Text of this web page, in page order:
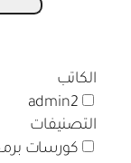
الكاتب
admin2
التصنيفات
كورسات